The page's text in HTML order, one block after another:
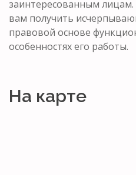
заинтересованным
вам получить
правовой основе
особенностях его работы.
На карте